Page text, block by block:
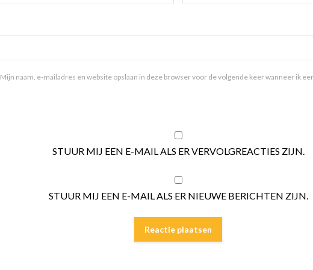
Mijn naam, e-mailadres en website opslaan in deze browser voor de volgende keer wanneer ik
STUUR MIJ EEN E-MAIL ALS ER VERVOLGREACTIES ZIJN.
STUUR MIJ EEN E-MAIL ALS ER NIEUWE BERICHTEN ZIJN.